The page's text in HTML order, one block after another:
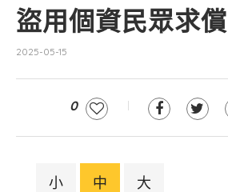
盜用個資民眾求償
2025-05-15
0
小 中 大